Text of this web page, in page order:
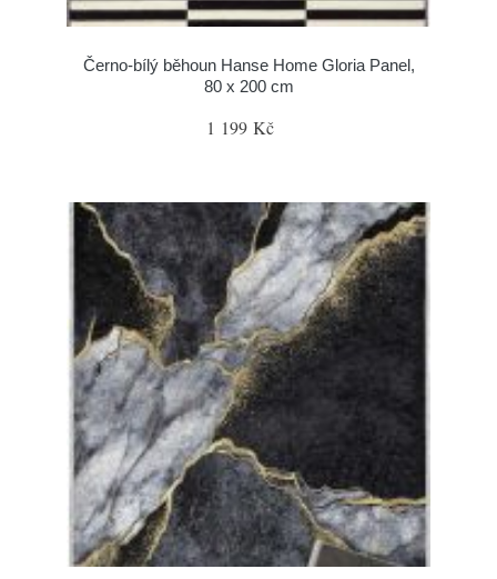
Černo-bílý běhoun Hanse Home Gloria Panel,
80 x 200 cm
1 199 Kč